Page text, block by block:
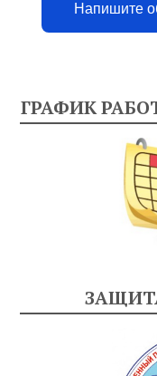
Напишите
ГРАФИК